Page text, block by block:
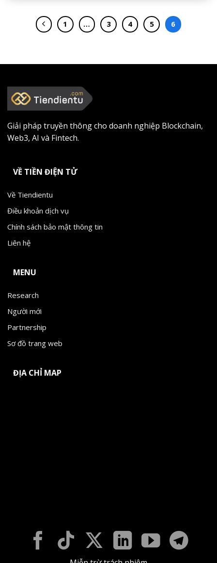
1 … 3 4 5 6
Giải pháp truyền thông cho doanh nghiệp Blockchain,
Web3, AI và Fintech.
VỀ TIỀN ĐIỆN TỬ
Về Tiendientu
Điều khoản dịch vụ
Chính sách bảo mật thông tin
Liên hệ
MENU
Research
Người mới
Partnership
Sơ đồ trang web
ĐỊA CHỈ MAP